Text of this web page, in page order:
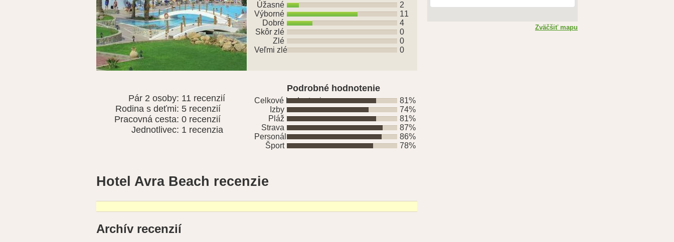
Úžasné
2
Výborné
11
Dobré
4
Skôr zlé
0
Zlé
0
Veľmi zlé
0
Pár 2 osoby: 11 recenzií
Rodina s deťmi: 5 recenzií
Pracovná cesta: 0 recenzií
Jednotlivec: 1 recenzia
Podrobné hodnotenie
Celkové hodnotenie
81%
Izby
74%
Pláž
81%
Strava
87%
Personál
86%
Šport
78%
Hotel Avra Beach recenzie
Archív recenzií
Zväčšiť mapu